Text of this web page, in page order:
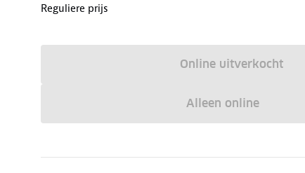
Reguliere prijs
Online uitverkocht
Alleen online